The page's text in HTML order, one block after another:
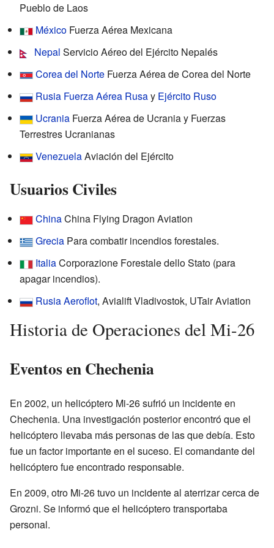
Pueblo de Laos
México Fuerza Aérea Mexicana
Nepal Servicio Aéreo del Ejército Nepalés
Corea del Norte Fuerza Aérea de Corea del Norte
Rusia Fuerza Aérea Rusay Ejército Ruso
Ucrania Fuerza Aérea de Ucrania y Fuerzas
Terrestres Ucranianas
VenezuelaAviación del Ejército
Usuarios Civiles
ChinaChina Flying Dragon Aviation
Grecia Para combatir incendios forestales.
ItaliaCorporazione Forestale dello Stato (para
apagar incendios).
RusiaAeroflot, Avialift Vladivostok, UTair Aviation
Historia de Operaciones del Mi-26
Eventos en Chechenia
En 2002, un helicóptero Mi-26 sufrió un incidente en
Chechenia. Una investigación posterior encontró que el
helicóptero llevaba más personas de las que debía. Esto
fue un factor importante en el suceso. El comandante del
helicóptero fue encontrado responsable.
En 2009, otro Mi-26 tuvo un incidente al aterrizar cerca de
Grozni. Se informó que el helicóptero transportaba
personal.